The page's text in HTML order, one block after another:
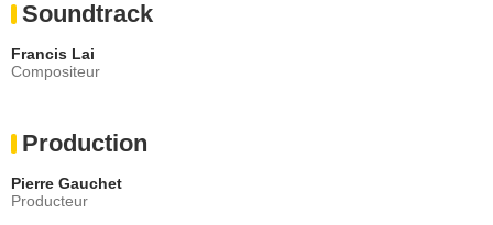
Soundtrack
Francis Lai
Compositeur
Production
Pierre Gauchet
Producteur